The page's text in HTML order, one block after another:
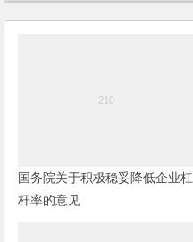
国务院关于积极稳妥降低企业杠
杆率的意见